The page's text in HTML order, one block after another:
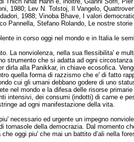
1980; Lev N. Tolstoj, Il Vangelo,
1988;Vinoba Bhave, I valori
Pannella, Stefano Rolando, Le nostre
in corso oggi nel mondo e in Italia le
La nonviolenza, nella sua flessibilita' e
strumento che si adatta ad ogni
dirla alla Panikkar, in chiave ecosofica.
quella forma di razzismo che e' di fatto
cui gli umani debbano godere di uno
nel mondo e la difesa delle risorse
intensivi, dei consumi (indotti) di carne e
ad ogni manifestazione della vita.
necessario ed urgente un impegno
tornasole della democrazia. Dal momento
oggi piu' che mai un battito d’ali nella